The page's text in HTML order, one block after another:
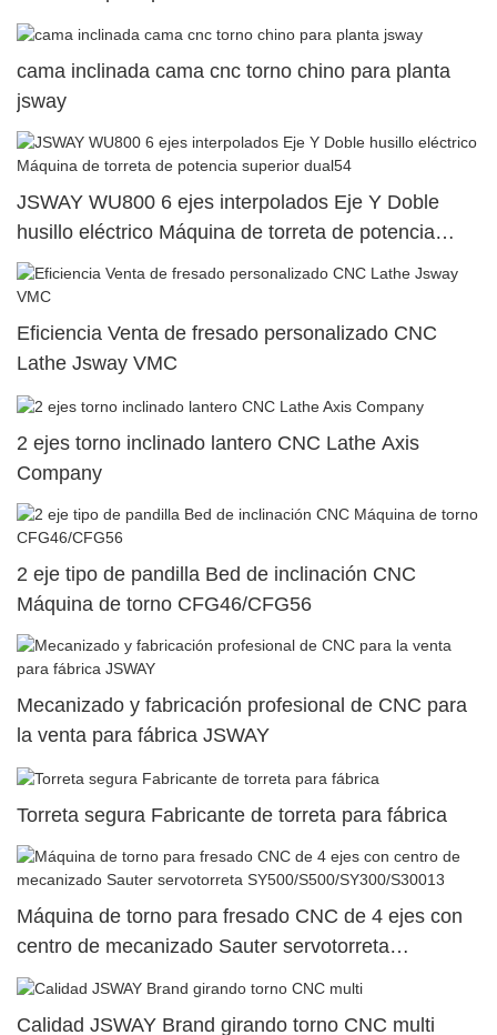
cama inclinada cama cnc torno chino para planta
jsway
JSWAY WU800 6 ejes interpolados Eje Y Doble
husillo eléctrico Máquina de torreta de potencia
superior dual54
Eficiencia Venta de fresado personalizado CNC
Lathe Jsway VMC
2 ejes torno inclinado lantero CNC Lathe Axis
Company
2 eje tipo de pandilla Bed de inclinación CNC
Máquina de torno CFG46/CFG56
Mecanizado y fabricación profesional de CNC para
la venta para fábrica JSWAY
Torreta segura Fabricante de torreta para fábrica
Máquina de torno para fresado CNC de 4 ejes con
centro de mecanizado Sauter servotorreta
SY500/S500/SY300/S30013
Calidad JSWAY Brand girando torno CNC multi